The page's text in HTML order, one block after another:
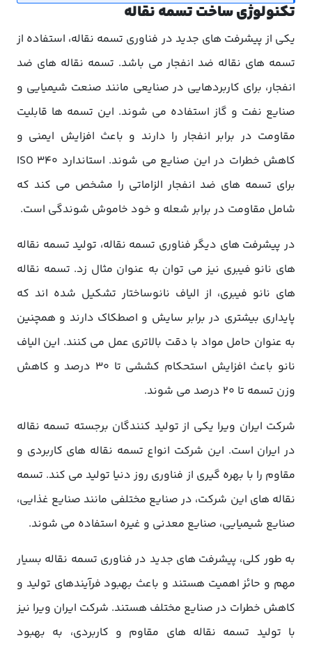
تکنولوژی ساخت تسمه نقاله
یکی از پیشرفت های جدید در فناوری تسمه نقاله، استفاده از
تسمه های نقاله ضد انفجار می باشد. تسمه نقاله های ضد
انفجار، برای کاربردهایی در صنایعی مانند صنعت شیمیایی و
صنایع نفت و گاز استفاده می شوند. این تسمه ها قابلیت
مقاومت در برابر انفجار را دارند و باعث افزایش ایمنی و
کاهش خطرات در این صنایع می شوند. استاندارد ISO 340
برای تسمه های ضد انفجار الزاماتی را مشخص می کند که
شامل مقاومت در برابر شعله و خود خاموش شوندگی است.
در پیشرفت های دیگر فناوری تسمه نقاله، تولید تسمه نقاله
های نانو فیبری نیز می توان به عنوان مثال زد. تسمه نقاله
های نانو فیبری، از الیاف نانوساختار تشکیل شده اند که
پایداری بیشتری در برابر سایش و اصطکاک دارند و همچنین
به عنوان حامل مواد با دقت بالاتری عمل می کنند. این الیاف
نانو باعث افزایش استحکام کششی تا 30 درصد و کاهش
وزن تسمه تا 20 درصد می شوند.
شرکت ایران ویرا یکی از تولید کنندگان برجسته تسمه نقاله
در ایران است. این شرکت انواع تسمه نقاله های کاربردی و
مقاوم را با بهره گیری از فناوری روز دنیا تولید می کند. تسمه
نقاله های این شرکت، در صنایع مختلفی مانند صنایع غذایی،
صنایع شیمیایی، صنایع معدنی و غیره استفاده می شوند.
به طور کلی، پیشرفت های جدید در فناوری تسمه نقاله بسیار
مهم و حائز اهمیت هستند و باعث بهبود فرآیندهای تولید و
کاهش خطرات در صنایع مختلف هستند. شرکت ایران ویرا نیز
با تولید تسمه نقاله های مقاوم و کاربردی، به بهبود